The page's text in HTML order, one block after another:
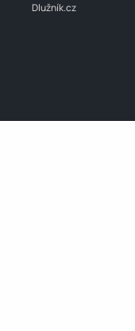
Dlužník.cz